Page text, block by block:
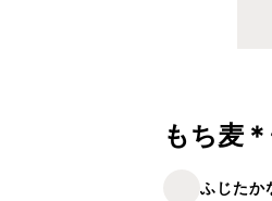
もち麦
ふじたか